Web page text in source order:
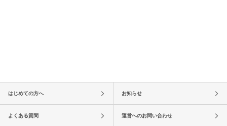
はじめての方へ お知らせ
よくある質問 運営へのお問い合わせ